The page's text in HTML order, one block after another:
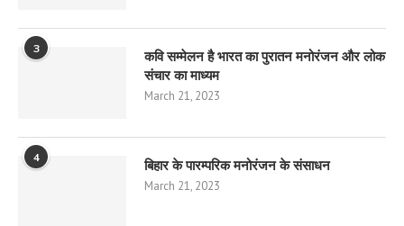
3
कवि सम्मेलन है भारत का पुरातन मनोरंजन और लोक
संचार का माध्यम
March 21, 2023
4 बिहार के पारम्परिक मनोरंजन के संसाधन
March 21, 2023